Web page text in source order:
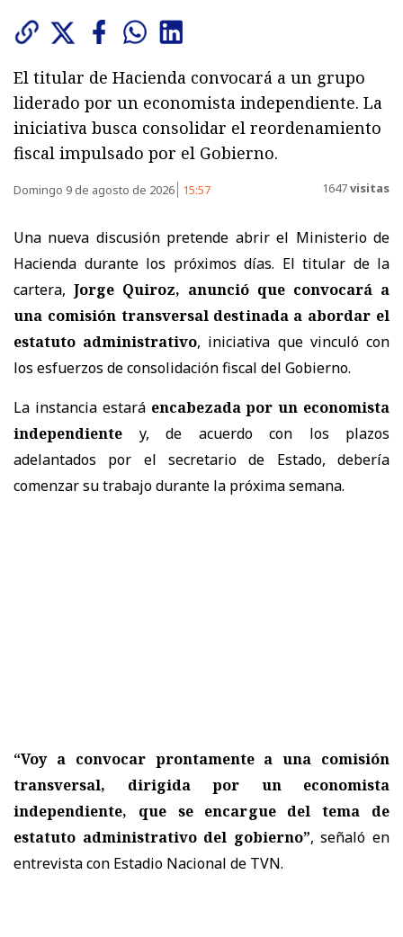
El titular de Hacienda convocará a un grupo
liderado por un economista independiente. La
iniciativa busca consolidar el reordenamiento
fiscal impulsado por el Gobierno.
Domingo 9 de agosto de 2026 15:57 1647visitas
Una nueva discusión pretende abrir el Ministerio de
Hacienda durante los próximos días. El titular de la
cartera, Jorge Quiroz, anunció que convocará a
una comisión transversal destinada a abordar el
estatuto administrativo, iniciativa que vinculó con
los esfuerzos de consolidación fiscal del Gobierno.
La instancia estará encabezada por un economista
independiente y, de acuerdo con los plazos
adelantados por el secretario de Estado, debería
comenzar su trabajo durante la próxima semana.
“Voy a convocar prontamente a una comisión
transversal, dirigida por un economista
independiente, que se encargue del tema de
estatuto administrativo del gobierno”, señaló en
entrevista con Estadio Nacional de TVN.